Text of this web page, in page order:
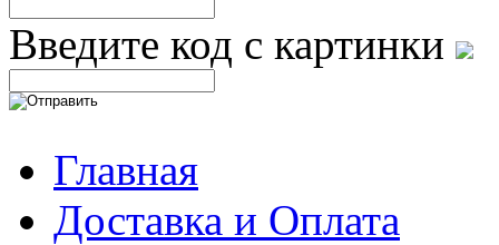
Введите код с картинки
Главная
Доставка и Оплата